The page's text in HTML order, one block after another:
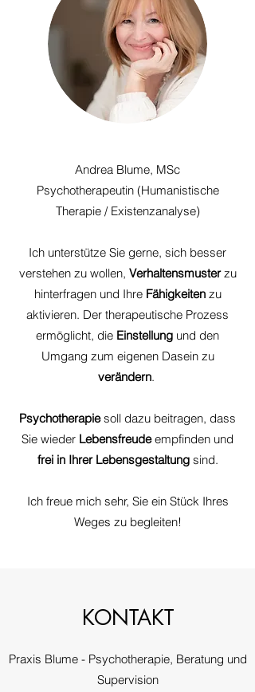
Andrea Blume, MSc
Psychotherapeutin (Humanistische
Therapie / Existenzanalyse)
Ich unterstütze Sie gerne, sich besser
verstehen zu wollen, Verhaltensmusterzu
hinterfragen und Ihre Fähigkeitenzu
aktivieren.​ Der therapeutische Prozess
ermöglicht, die Einstellung und den
Umgang zum eigenen Dasein zu
verändern. ​
Psychotherapiesoll dazu beitragen, dass
Sie wieder Lebensfreudeempfinden und
frei in Ihrer Lebensgestaltungsind.
Ich freue mich sehr, Sie ein Stück Ihres
Weges zu begleiten!
KONTAKT
Praxis Blume - Psychotherapie, Beratung und
Supervision